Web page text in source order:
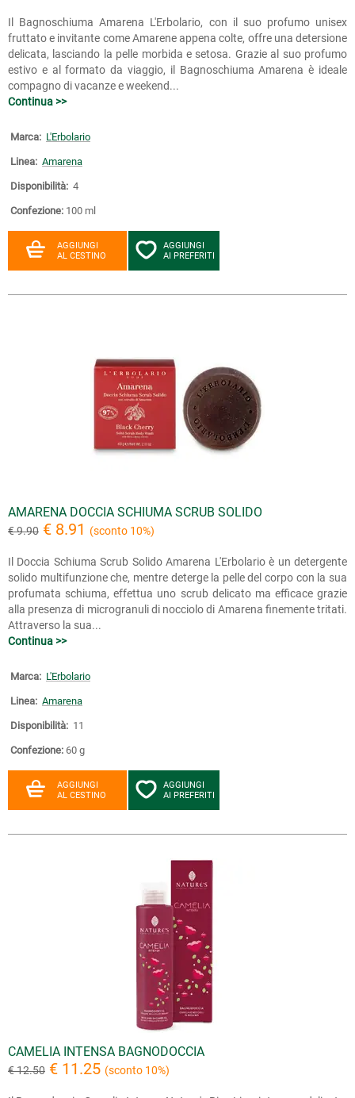
Il Bagnoschiuma Amarena L'Erbolario, con il suo profumo unisex
fruttato e invitante come Amarene appena colte, offre una detersione
delicata, lasciando la pelle morbida e setosa. Grazie al suo profumo
estivo e al formato da viaggio, il Bagnoschiuma Amarena è ideale
compagno di vacanze e weekend...
Continua >>
Marca: L'Erbolario
Linea: Amarena
Disponibilità: 4
Confezione: 100 ml
AGGIUNGI
AL CESTINO
AGGIUNGI
AI PREFERITI
AMARENA DOCCIA SCHIUMA SCRUB SOLIDO
€ 9.90 € 8.91 (sconto 10%)
Il Doccia Schiuma Scrub Solido Amarena L'Erbolario è un detergente
solido multifunzione che, mentre deterge la pelle del corpo con la sua
profumata schiuma, effettua uno scrub delicato ma efficace grazie
alla presenza di microgranuli di nocciolo di Amarena finemente tritati.
Attraverso la sua...
Continua >>
Marca: L'Erbolario
Linea: Amarena
Disponibilità: 11
Confezione: 60 g
AGGIUNGI
AL CESTINO
AGGIUNGI
AI PREFERITI
CAMELIA INTENSA BAGNODOCCIA
€ 12.50 € 11.25 (sconto 10%)